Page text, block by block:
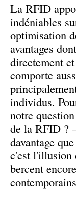
La RFID
indéniables
optimisation
avantages
directement
comporte
individus.
notre
de la RFID ?
davantage
c'est l'illusion
bercent